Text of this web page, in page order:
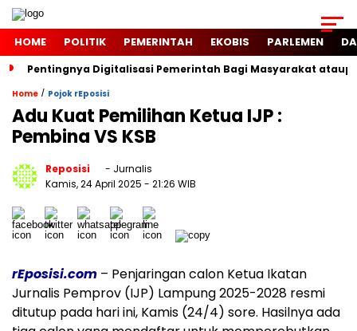
HOME POLITIK PEMERINTAH EKOBIS PARLEMEN
Pentingnya Digitalisasi Pemerintah Bagi Masyarakat
Home / Pojok rEposisi
Adu Kuat Pemilihan Ketua IJP :
Pembina VS KSB
Reposisi
- Jurnalis
Kamis, 24 April 2025 - 21:26 WIB
rEposisi.com – Penjaringan calon Ketua Ikatan
Jurnalis Pemprov (IJP) Lampung 2025-2028 resmi
ditutup pada hari ini, Kamis (24/4) sore. Hasilnya ada